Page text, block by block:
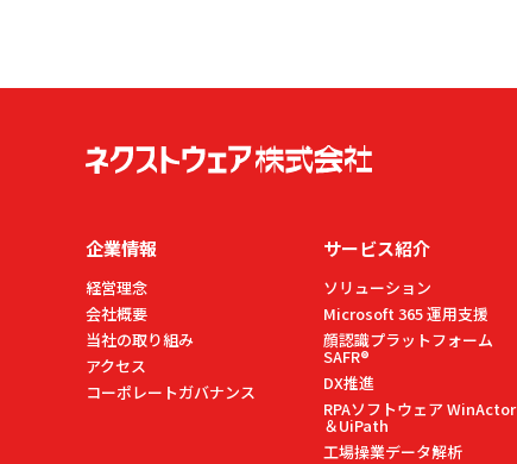
企業情報
経営理念
会社概要
当社の取り組み
アクセス
コーポレートガバナンス
サービス紹介
ソリューション
Microsoft 365 運用支援
顔認識プラットフォーム
SAFR®
DX推進
RPAソフトウェア WinActor
＆UiPath
工場操業データ解析